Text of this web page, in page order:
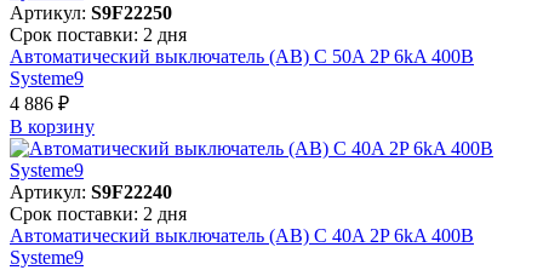
Артикул: S9F22250
Срок поставки: 2 дня
Автоматический выключатель (АВ) C 50A 2P 6kA 400В
Systeme9
4 886 ₽
В корзинy
Артикул: S9F22240
Срок поставки: 2 дня
Автоматический выключатель (АВ) C 40A 2P 6kA 400В
Systeme9